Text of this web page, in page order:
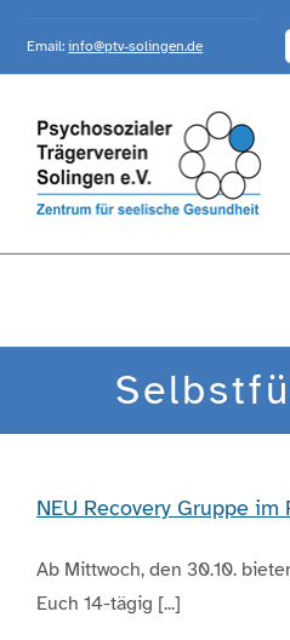
Email:info@ptv-solingen.de
Engagement
NEU Recovery Gruppe im
Ab Mittwoch, den 30.10.
Euch 14-tägig [...]